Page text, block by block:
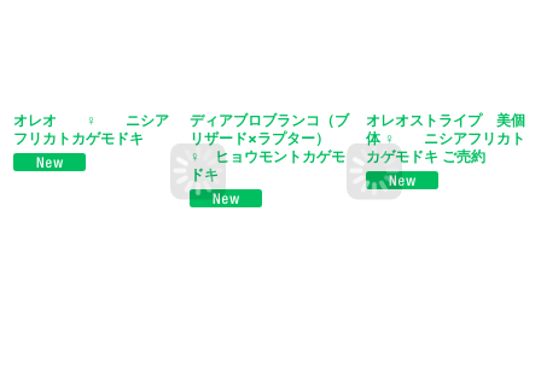
オレオ ♀ ニシア
フリカトカゲモドキ
ディアブロブランコ（ブ
リザード×ラプター）
♀ ヒョウモントカゲモ
ドキ
オレオストライプ 美個
体 ♀ ニシアフリカト
カゲモドキ ご売約